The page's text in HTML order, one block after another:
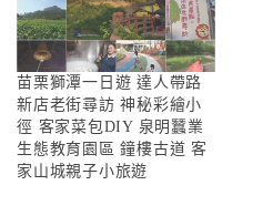
苗栗獅潭一日遊 達人帶路
新店老街尋訪 神秘彩繪小
徑 客家菜包DIY 泉明蠶業
生態教育園區 鐘樓古道 客
家山城親子小旅遊